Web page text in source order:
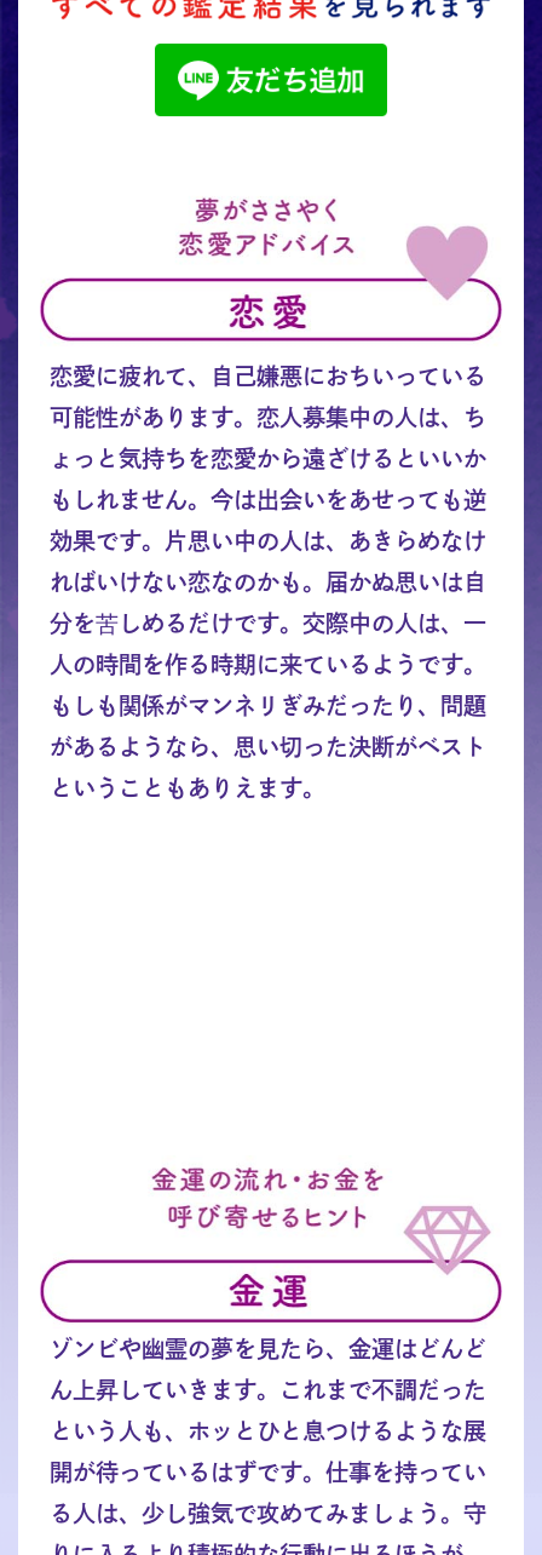
恋愛に疲れて、自己嫌悪におちいっている
可能性があります。恋人募集中の人は、ち
ょっと気持ちを恋愛から遠ざけるといいか
もしれません。今は出会いをあせっても逆
効果です。片思い中の人は、あきらめなけ
ればいけない恋なのかも。届かぬ思いは自
分を苦しめるだけです。交際中の人は、一
人の時間を作る時期に来ているようです。
もしも関係がマンネリぎみだったり、問題
があるようなら、思い切った決断がベスト
ということもありえます。
ゾンビや幽霊の夢を見たら、金運はどんど
ん上昇していきます。これまで不調だった
という人も、ホッとひと息つけるような展
開が待っているはずです。仕事を持ってい
る人は、少し強気で攻めてみましょう。守